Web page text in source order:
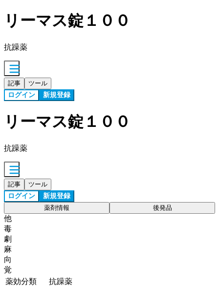
リーマス錠１００
抗躁薬
記事 ツール
ログイン 新規登録
リーマス錠１００
抗躁薬
記事 ツール
ログイン 新規登録
薬剤情報 後発品
他
毒
劇
麻
向
覚
薬効分類
抗躁薬